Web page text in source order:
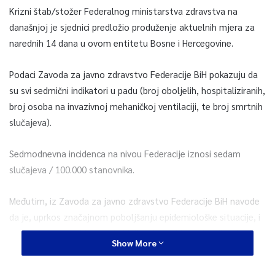
Krizni štab/stožer Federalnog ministarstva zdravstva na
današnjoj je sjednici predložio produženje aktuelnih mjera za
narednih 14 dana u ovom entitetu Bosne i Hercegovine.
Podaci Zavoda za javno zdravstvo Federacije BiH pokazuju da
su svi sedmični indikatori u padu (broj oboljelih, hospitaliziranih,
broj osoba na invazivnoj mehaničkoj ventilaciji, te broj smrtnih
slučajeva).
Sedmodnevna incidenca na nivou Federacije iznosi sedam
slučajeva / 100.000 stanovnika.
Međutim, iz Zavoda za javno zdravstvo Federacije BiH navode
da je, uprkos značajnom poboljšanju epidemiološke situacije, i
dalje potrebno pridržavanje higijensko-epidemioloških mjera, sa
ciljem sprečavanja daljnjeg prijenosa virusa u zajednici.
Show More